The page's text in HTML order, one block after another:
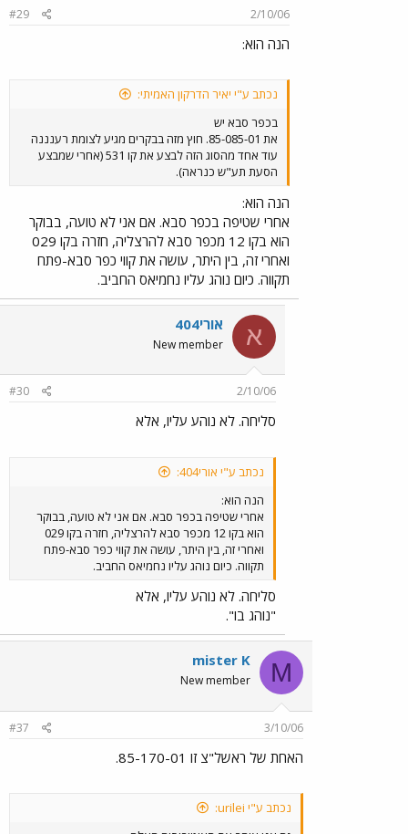
2/10/06
#29
הנה הוא:
נכתב ע"י יאיר הדרקון האמיתי:
בכפר סבא יש
את 85-085-01. חוץ מזה בבקרים מגיע לצומת רענננה
עוד אחד מהסוג הזה לבצע את קו 531 (אחרי שמבצע
הסעת תע"ש כנראה).
הנה הוא:
אחרי שטיפה בכפר סבא. אם אני לא טועה, בבוקר
הוא בקו 12 מכפר סבא להרצליה, חזרה בקו 029
ואחרי זה, בין היתר, עושה את קווי כפר סבא-פתח
תקווה. כיום נוהג עליו נחמיאס החביב.
א אורי404
New member
2/10/06
#30
סליחה. לא נוהע עליו, אלא
נכתב ע"י אורי404:
הנה הוא:
אחרי שטיפה בכפר סבא. אם אני לא טועה, בבוקר
הוא בקו 12 מכפר סבא להרצליה, חזרה בקו 029
ואחרי זה, בין היתר, עושה את קווי כפר סבא-פתח
תקווה. כיום נוהג עליו נחמיאס החביב.
סליחה. לא נוהע עליו, אלא
"נוהג בו".
M
mister K
New member
3/10/06
#37
האחת של ראשל"צ זו 85-170-01.
נכתב ע"י urilei: